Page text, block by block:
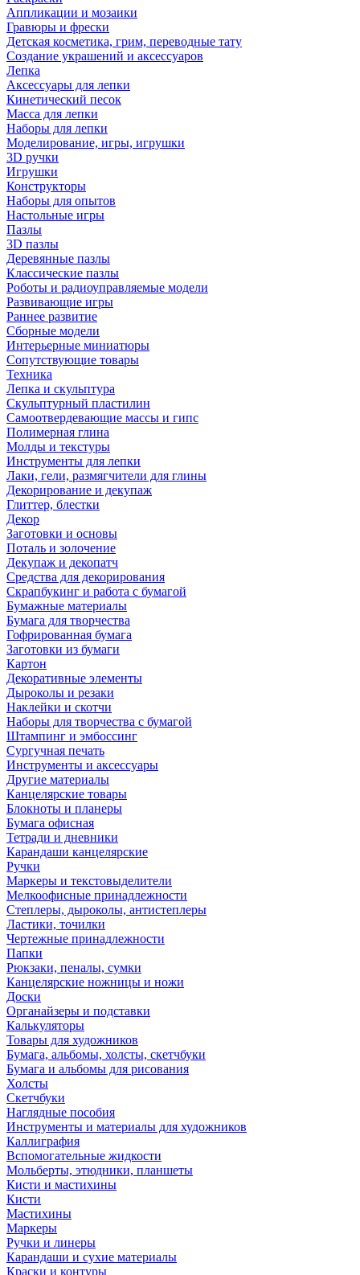
Аппликации и мозаики
Гравюры и фрески
Детская косметика, грим, переводные тату
Создание украшений и аксессуаров
Лепка
Аксессуары для лепки
Кинетический песок
Масса для лепки
Наборы для лепки
Моделирование, игры, игрушки
3D ручки
Игрушки
Конструкторы
Наборы для опытов
Настольные игры
Пазлы
3D пазлы
Деревянные пазлы
Классические пазлы
Роботы и радиоуправляемые модели
Развивающие игры
Раннее развитие
Сборные модели
Интерьерные миниатюры
Сопутствующие товары
Техника
Лепка и скульптура
Скульптурный пластилин
Самоотвердевающие массы и гипс
Полимерная глина
Молды и текстуры
Инструменты для лепки
Лаки, гели, размягчители для глины
Декорирование и декупаж
Глиттер, блестки
Декор
Заготовки и основы
Поталь и золочение
Декупаж и декопатч
Средства для декорирования
Скрапбукинг и работа с бумагой
Бумажные материалы
Бумага для творчества
Гофрированная бумага
Заготовки из бумаги
Картон
Декоративные элементы
Дыроколы и резаки
Наклейки и скотчи
Наборы для творчества с бумагой
Штампинг и эмбоссинг
Сургучная печать
Инструменты и аксессуары
Другие материалы
Канцелярские товары
Блокноты и планеры
Бумага офисная
Тетради и дневники
Карандаши канцелярские
Ручки
Маркеры и текстовыделители
Мелкоофисные принадлежности
Степлеры, дыроколы, антистеплеры
Ластики, точилки
Чертежные принадлежности
Папки
Рюкзаки, пеналы, сумки
Канцелярские ножницы и ножи
Доски
Органайзеры и подставки
Калькуляторы
Товары для художников
Бумага, альбомы, холсты, скетчбуки
Бумага и альбомы для рисования
Холсты
Скетчбуки
Наглядные пособия
Инструменты и материалы для художников
Каллиграфия
Вспомогательные жидкости
Мольберты, этюдники, планшеты
Кисти и мастихины
Кисти
Мастихины
Маркеры
Ручки и линеры
Карандаши и сухие материалы
Краски и контуры